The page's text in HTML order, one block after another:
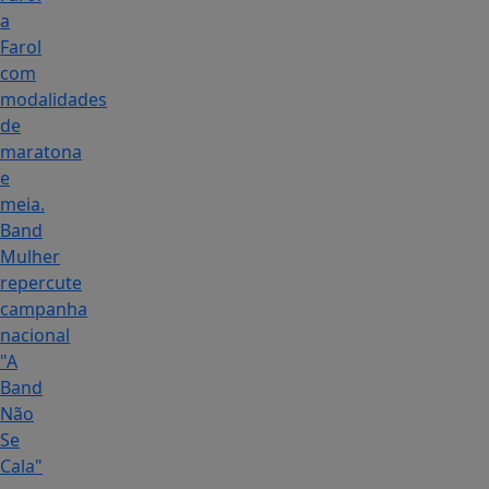
a
Farol
com
modalidades
de
maratona
e
meia.
Band
Mulher
repercute
campanha
nacional
"A
Band
Não
Se
Cala"